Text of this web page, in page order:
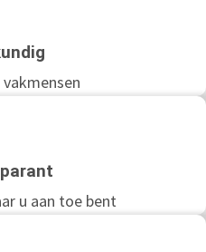
u aan toe bent